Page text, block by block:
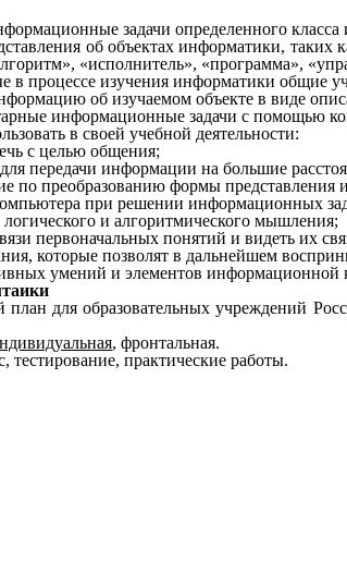
задачи определенного
об объектах информатики,
«исполнитель», «программа»,
в процессе изучения информатики общие
об изучаемом объекте в виде
информационные задачи с помощью
в своей учебной деятельности:
с целью общения;
передачи информации на большие
по преобразованию формы представления
при решении информационных
и алгоритмического мышления;
первоначальных понятий и видеть их
которые позволят в дальнейшем
умений и элементов информационной
для образовательных учреждений
, фронтальная.
тестирование, практические работы.